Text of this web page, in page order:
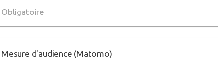
et d'étapes
Signaler
Obligatoire
Mesure d'audience (Matomo)